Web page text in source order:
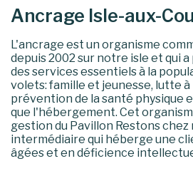
Ancrage Isle-aux-
L'ancrage est un organisme
depuis 2002 sur notre isle et qui
des services essentiels à la
volets: famille et jeunesse, lutte
prévention de la santé physique
que l'hébergement. Cet
gestion du Pavillon Restons chez
intermédiaire qui héberge une
âgées et en déficience